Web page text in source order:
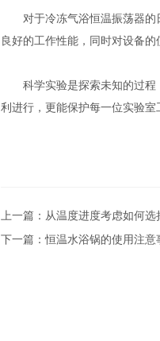
对于冷冻气浴恒温振荡器的日
良好的工作性能，同时对设备
科学实验是探索未知的过程
利进行，更能保护每一位实验室
上一篇： 从温度进度考虑如何
下一篇：恒温水浴锅的使用注意